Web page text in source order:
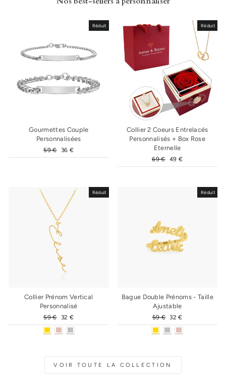
Réduit
Gourmettes Couple
Personnalisées
Prix
régulier
59 €
Prix
réduit
36 €
Réduit
Collier 2 Coeurs Entrelacés
Personnalisés + Box Rose
Eternelle
Prix
régulier
69 €
Prix
réduit
49 €
Réduit
Collier Prénom Vertical
Personnalisé
Prix
régulier
59 €
Prix
réduit
32 €
Réduit
Bague Double Prénoms - Taille
Ajustable
Prix
régulier
59 €
Prix
réduit
32 €
VOIR TOUTE LA COLLECTION